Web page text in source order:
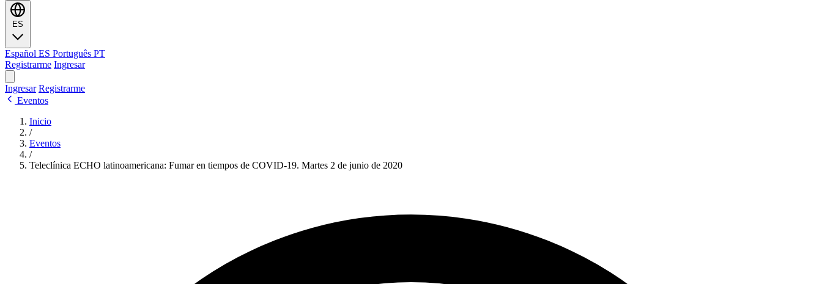
ES
Español ES Português PT
Registrarme Ingresar
Ingresar Registrarme
Eventos
Inicio
/
Eventos
/
Teleclínica ECHO latinoamericana: Fumar en tiempos de COVID-19. Martes 2 de junio de 2020